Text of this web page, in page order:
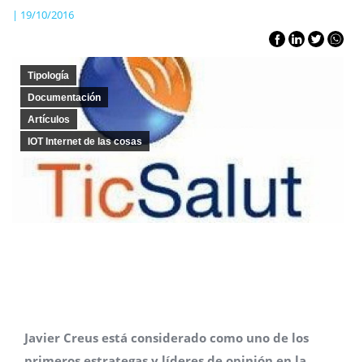
| 19/10/2016
Tipología
Documentación
Artículos
IOT Internet de las cosas
Javier Creus está considerado como uno de los